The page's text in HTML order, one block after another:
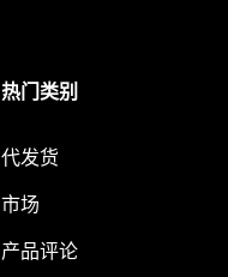
热门类别
代发货
市场
产品评论